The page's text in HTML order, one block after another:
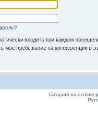
входить при каждом
моё пребывание на конференции в
Создано на основе